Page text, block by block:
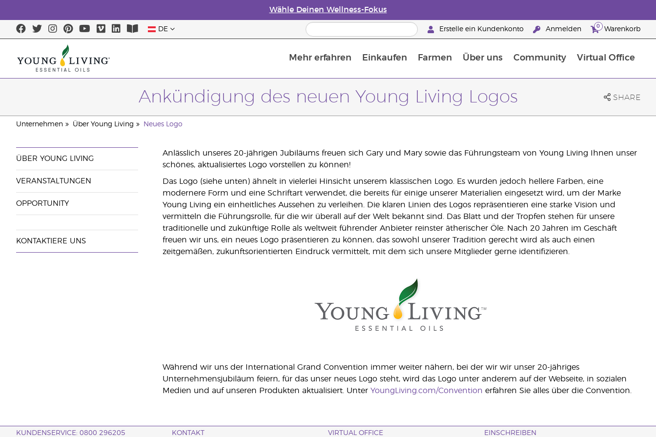
Wähle Deinen Wellness-Fokus
DE Erstelle ein Kundenkonto Anmelden 0 Warenkorb
Mehr erfahren Einkaufen Farmen Über uns Community Virtual Office
Ankündigung des neuen Young Living Logos SHARE
Unternehmen Über Young Living Neues Logo
ÜBER YOUNG LIVING
VERANSTALTUNGEN
OPPORTUNITY
KONTAKTIERE UNS
Anlässlich unseres 20-jährigen Jubiläums freuen sich Gary und Mary sowie das Führungsteam von Young Living Ihnen unser
schönes, aktualisiertes Logo vorstellen zu können!
Das Logo (siehe unten) ähnelt in vielerlei Hinsicht unserem klassischen Logo. Es wurden jedoch hellere Farben, eine
modernere Form und eine Schriftart verwendet, die bereits für einige unserer Materialien eingesetzt wird, um der Marke
Young Living ein einheitliches Aussehen zu verleihen. Die klaren Linien des Logos repräsentieren eine starke Vision und
vermitteln die Führungsrolle, für die wir überall auf der Welt bekannt sind. Das Blatt und der Tropfen stehen für unsere
traditionelle und zukünftige Rolle als weltweit führender Anbieter reinster ätherischer Öle. Nach 20 Jahren im Geschäft
freuen wir uns, ein neues Logo präsentieren zu können, das sowohl unserer Tradition gerecht wird als auch einen
zeitgemäßen, zukunftsorientierten Eindruck vermittelt, mit dem sich unsere Mitglieder gerne identifizieren.
Während wir uns der International Grand Convention immer weiter nähern, bei der wir wir unser 20-jähriges
Unternehmensjubiläum feiern, für das unser neues Logo steht, wird das Logo unter anderem auf der Webseite, in sozialen
Medien und auf unseren Produkten aktualisiert. Unter YoungLiving.com/Convention erfahren Sie alles über die Convention.
KUNDENSERVICE: 0800 296205 KONTAKT VIRTUAL OFFICE EINSCHREIBEN